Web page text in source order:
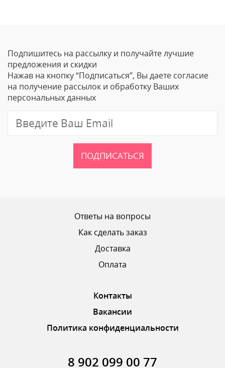
Ваше Имя
Email
ОТПРАВИТЬ ОТЗЫВ
Подпишитесь на рассылку и получайте лучшие
предложения и скидки
Нажав на кнопку “Подписаться”, Вы даете согласие
на получение рассылок и обработку Ваших
персональных данных
ПОДПИСАТЬСЯ
Ответы на вопросы
Как сделать заказ
Доставка
Оплата
Контакты
Вакансии
Политика конфиденциальности
8 902 099 00 77